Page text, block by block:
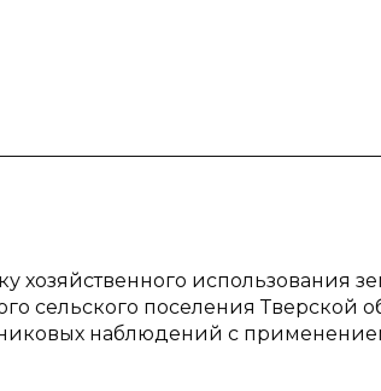
хозяйственного использования
сельского поселения Тверской
наблюдений с